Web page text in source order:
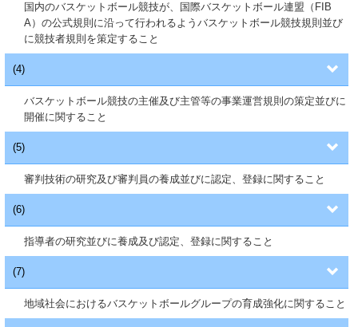
国内のバスケットボール競技が、国際バスケットボール連盟（FIB
A）の公式規則に沿って行われるようバスケットボール競技規則並び
に競技者規則を策定すること
(4)
バスケットボール競技の主催及び主管等の事業運営規則の策定並びに
開催に関すること
(5)
審判技術の研究及び審判員の養成並びに認定、登録に関すること
(6)
指導者の研究並びに養成及び認定、登録に関すること
(7)
地域社会におけるバスケットボールグループの育成強化に関すること